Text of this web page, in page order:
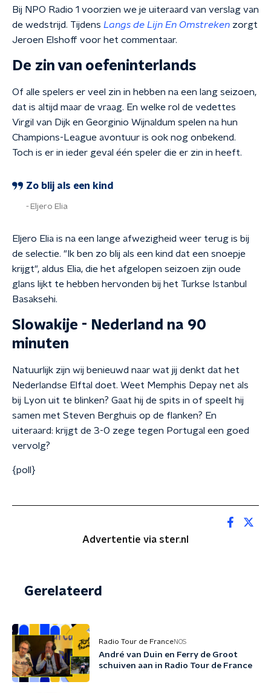
Bij NPO Radio 1 voorzien we je uiteraard van verslag van
de wedstrijd. Tijdens Langs de Lijn En Omstreken zorgt
Jeroen Elshoff voor het commentaar.
De zin van oefeninterlands
Of alle spelers er veel zin in hebben na een lang seizoen,
dat is altijd maar de vraag. En welke rol de vedettes
Virgil van Dijk en Georginio Wijnaldum spelen na hun
Champions-League avontuur is ook nog onbekend.
Toch is er in ieder geval één speler die er zin in heeft.
Zo blij als een kind
Eljero Elia
Eljero Elia is na een lange afwezigheid weer terug is bij
de selectie. "Ik ben zo blij als een kind dat een snoepje
krijgt", aldus Elia, die het afgelopen seizoen zijn oude
glans lijkt te hebben hervonden bij het Turkse Istanbul
Basaksehi.
Slowakije - Nederland na 90
minuten
Natuurlijk zijn wij benieuwd naar wat jij denkt dat het
Nederlandse Elftal doet. Weet Memphis Depay net als
bij Lyon uit te blinken? Gaat hij de spits in of speelt hij
samen met Steven Berghuis op de flanken? En
uiteraard: krijgt de 3-0 zege tegen Portugal een goed
vervolg?
{poll}
Advertentie via ster.nl
Gerelateerd
Radio Tour de FranceNOS
André van Duin en Ferry de Groot
schuiven aan in Radio Tour de France